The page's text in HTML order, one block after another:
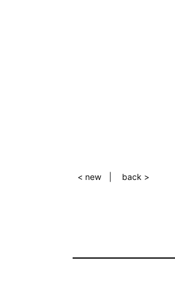
< new back >